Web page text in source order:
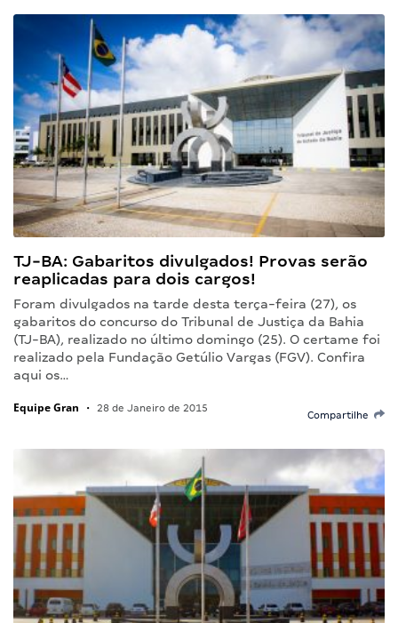
TJ-BA: Gabaritos divulgados! Provas serão
reaplicadas para dois cargos!
Foram divulgados na tarde desta terça-feira (27), os
gabaritos do concurso do Tribunal de Justiça da Bahia
(TJ-BA), realizado no último domingo (25). O certame foi
realizado pela Fundação Getúlio Vargas (FGV). Confira
aqui os…
Equipe Gran • 28 de Janeiro de 2015
Compartilhe